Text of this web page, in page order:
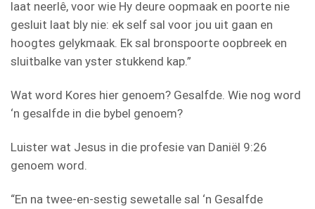
laat neerlê, voor wie Hy deure oopmaak en poorte nie
gesluit laat bly nie: ek self sal voor jou uit gaan en
hoogtes gelykmaak. Ek sal bronspoorte oopbreek en
sluitbalke van yster stukkend kap.”
Wat word Kores hier genoem? Gesalfde. Wie nog word
‘n gesalfde in die bybel genoem?
Luister wat Jesus in die profesie van Daniël 9:26
genoem word.
“En na twee-en-sestig sewetalle sal ‘n Gesalfde